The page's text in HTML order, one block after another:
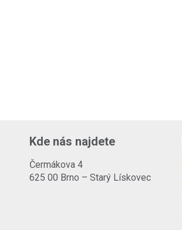
Kde nás najdete
Čermákova 4
625 00 Brno – Starý Lískovec